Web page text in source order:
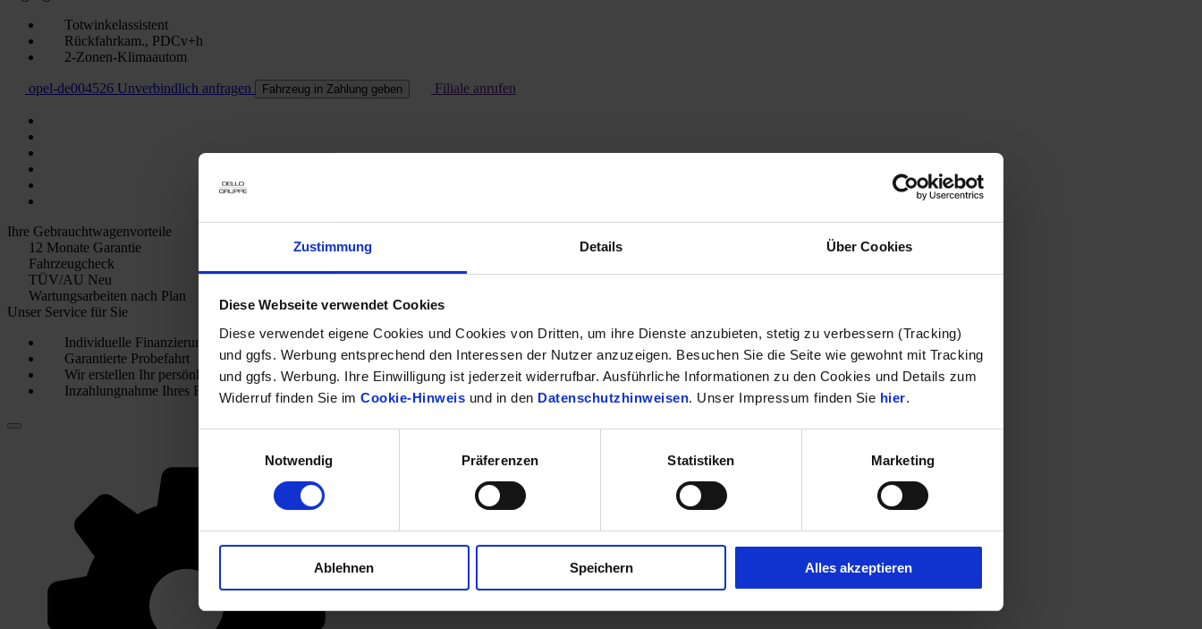
Zustimmung Details Über Cookies
Diese Webseite verwendet Cookies
Diese verwendet eigene Cookies und Cookies von Dritten, um ihre Dienste anzubieten, stetig zu verbessern (Tracking)
und ggfs. Werbung entsprechend den Interessen der Nutzer anzuzeigen. Besuchen Sie die Seite wie gewohnt mit Tracking
und ggfs. Werbung. Ihre Einwilligung ist jederzeit widerrufbar. Ausführliche Informationen zu den Cookies und Details zum
Widerruf finden Sie im Cookie-Hinweis und in den Datenschutzhinweisen. Unser Impressum finden Sie hier.
Notwendig
Präferenzen Statistiken Marketing
Ablehnen Speichern Alles akzeptieren
Totwinkelassistent
Rückfahrkam., PDCv+h
2-Zonen-Klimaautom
opel-de004526 Unverbindlich anfragen Fahrzeug in Zahlung geben Filiale anrufen
Ihre Gebrauchtwagenvorteile
12 Monate Garantie
Fahrzeugcheck
TÜV/AU Neu
Wartungsarbeiten nach Plan
Unser Service für Sie
Individuelle Finanzierungs- und Leasingangebote
Garantierte Probefahrt
Wir erstellen Ihr persönliches Kfz-Versicherungs-Angebot
Inzahlungnahme Ihres Fahrzeugs